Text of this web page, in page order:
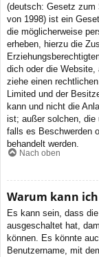
(deutsch: Gesetz zum
von 1998) ist ein
die möglicherweise
erheben, hierzu die
dich oder die
ziehe einen
Limited und der
kann und nicht die
ist; außer solchen, die
falls es Beschwerden
behandelt werden.
Nach oben
Warum kann
Es kann sein, dass
ausgeschaltet hat,
können. Es könnte
Benutzername, mit